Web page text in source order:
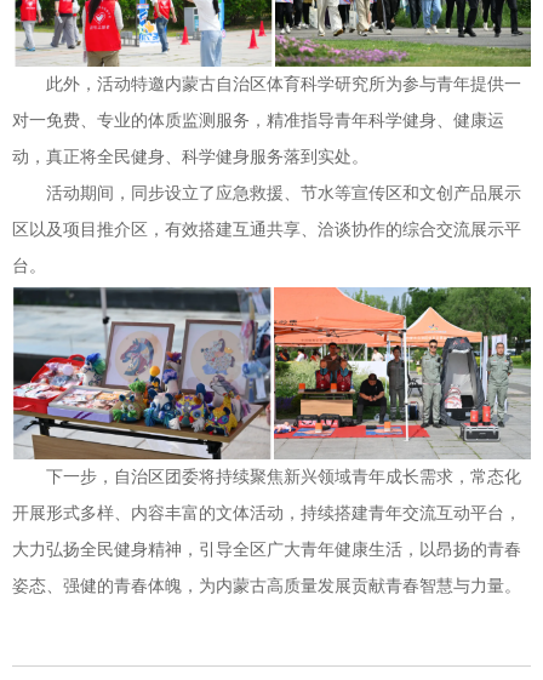
此外，活动特邀内蒙古自治区体育科学研究所为参与青年提供一
对一免费、专业的体质监测服务，精准指导青年科学健身、健康运
动，真正将全民健身、科学健身服务落到实处。
活动期间，同步设立了应急救援、节水等宣传区和文创产品展示
区以及项目推介区，有效搭建互通共享、洽谈协作的综合交流展示平
台。
下一步，自治区团委将持续聚焦新兴领域青年成长需求，常态化
开展形式多样、内容丰富的文体活动，持续搭建青年交流互动平台，
大力弘扬全民健身精神，引导全区广大青年健康生活，以昂扬的青春
姿态、强健的青春体魄，为内蒙古高质量发展贡献青春智慧与力量。